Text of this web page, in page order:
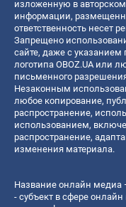
изложенную в
информации,
ответственность несет
Запрещено
сайте, даже с указанием
логотипа OBOZ.UA или
письменного
Незаконным
любое копирование,
распространение,
использованием,
распространение,
изменения материала.
Название онлайн медиа
- субъект в сфере